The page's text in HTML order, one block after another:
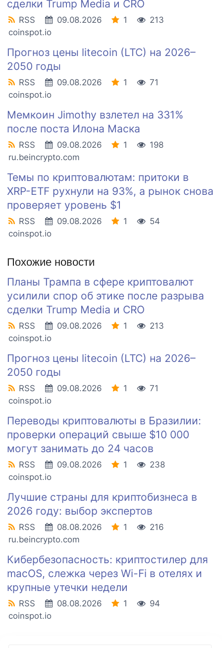
сделки Trump Media и CRO
RSS 09.08.2026 1
213
coinspot.io
Прогноз цены litecoin (LTC) на 2026–
2050 годы
RSS 09.08.2026 1
71
coinspot.io
Мемкоин Jimothy взлетел на 331%
после поста Илона Маска
RSS 09.08.2026 1
198
ru.beincrypto.com
Темы по криптовалютам: притоки в
XRP-ETF рухнули на 93%, а рынок снова
проверяет уровень $1
RSS 09.08.2026 1
54
coinspot.io
Похожие новости
Планы Трампа в сфере криптовалют
усилили спор об этике после разрыва
сделки Trump Media и CRO
RSS 09.08.2026 1
213
coinspot.io
Прогноз цены litecoin (LTC) на 2026–
2050 годы
RSS 09.08.2026 1
71
coinspot.io
Переводы криптовалюты в Бразилии:
проверки операций свыше $10 000
могут занимать до 24 часов
RSS 09.08.2026 1
238
coinspot.io
Лучшие страны для криптобизнеса в
2026 году: выбор экспертов
RSS 08.08.2026 1
216
ru.beincrypto.com
Кибербезопасность: криптостилер для
macOS, слежка через Wi-Fi в отелях и
крупные утечки недели
RSS 08.08.2026 1
94
coinspot.io